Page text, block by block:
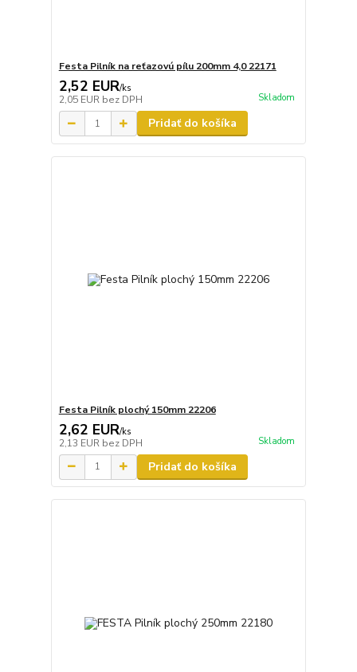
Festa Pilník na reťazovú pílu 200mm 4,0 22171
2,52 EUR/ks
2,05 EUR bez DPH Skladom
Pridať do košíka
Festa Pilník plochý 150mm 22206
2,62 EUR/ks
2,13 EUR bez DPH Skladom
Pridať do košíka